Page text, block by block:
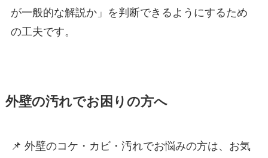
が一般的な解説か」を判断できるようにするため
の工夫です。
外壁の汚れでお困りの方へ
📌 外壁のコケ・カビ・汚れでお悩みの方は、お気